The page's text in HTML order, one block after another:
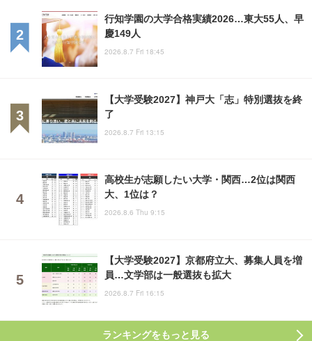
行知学園の大学合格実績2026…東大55人、早
慶149人
2026.8.7 Fri 18:45
【大学受験2027】神戸大「志」特別選抜を終
了
2026.8.7 Fri 13:15
高校生が志願したい大学・関西…2位は関西
大、1位は？
2026.8.6 Thu 9:15
【大学受験2027】京都府立大、募集人員を増
員…文学部は一般選抜も拡大
2026.8.7 Fri 16:15
ランキングをもっと見る